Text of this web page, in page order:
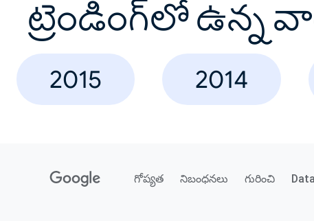
ట్రెండింగ్‌లో ఉన్న
2015 2014
గోప్యత నిబంధనలు గురించి